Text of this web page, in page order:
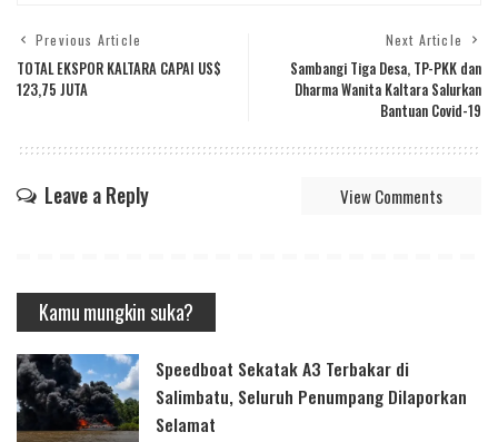
Previous Article
TOTAL EKSPOR KALTARA CAPAI US$
123,75 JUTA
Next Article
Sambangi Tiga Desa, TP-PKK dan
Dharma Wanita Kaltara Salurkan
Bantuan Covid-19
Leave a Reply View Comments
Kamu mungkin suka?
Speedboat Sekatak A3 Terbakar di
Salimbatu, Seluruh Penumpang Dilaporkan
Selamat